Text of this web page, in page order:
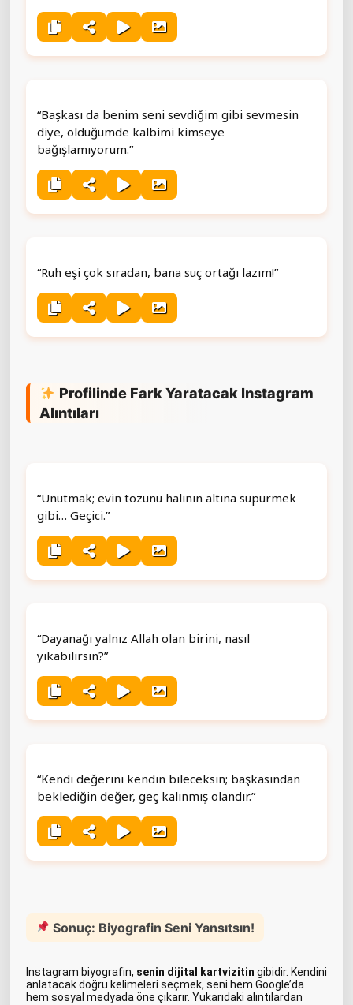
“Başkası da benim seni sevdiğim gibi sevmesin
diye, öldüğümde kalbimi kimseye
bağışlamıyorum.”
“Ruh eşi çok sıradan, bana suç ortağı lazım!”
Profilinde Fark Yaratacak Instagram
Alıntıları
“Unutmak; evin tozunu halının altına süpürmek
gibi… Geçici.”
“Dayanağı yalnız Allah olan birini, nasıl
yıkabilirsin?”
“Kendi değerini kendin bileceksin; başkasından
beklediğin değer, geç kalınmış olandır.”
Sonuç: Biyografin Seni Yansıtsın!
Instagram biyografin, senin dijital kartvizitin gibidir. Kendini
anlatacak doğru kelimeleri seçmek, seni hem Google’da
hem sosyal medyada öne çıkarır. Yukarıdaki alıntılardan